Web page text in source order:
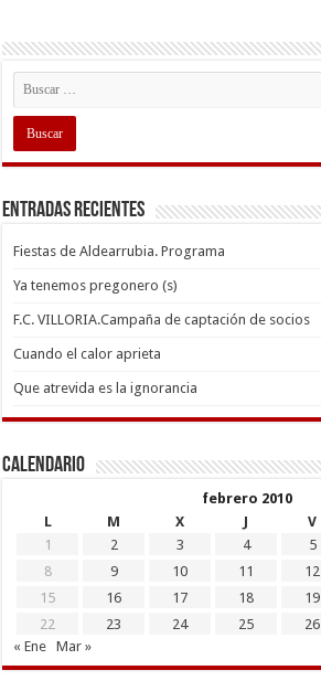
Entradas recientes
Fiestas de Aldearrubia. Programa
Ya tenemos pregonero (s)
F.C. VILLORIA.Campaña de captación de socios
Cuando el calor aprieta
Que atrevida es la ignorancia
Calendario
febrero 2010
L
M X J V
1
2 3 4 5
8
9 10 11 12
15
16 17 18 19
22
23 24 25 26
« Ene
Mar »